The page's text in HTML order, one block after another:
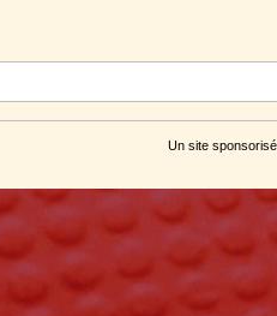
Un site